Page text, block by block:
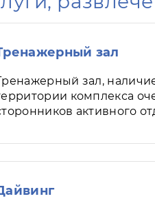
зал
зал,
комплекса
активного